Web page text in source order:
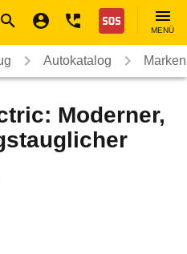
Nothilfe
MENÜ
Autokatalog
Moderner,